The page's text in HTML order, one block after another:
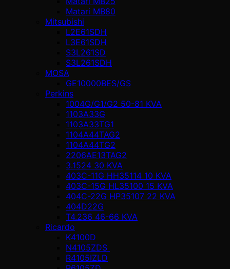
Matari MB80
Mitsubishi
L2E61SDH
L3E61SDH
S3L261SD
S3L261SDH
MOSA
GE10000BES/GS
Perkins
1004G/G1/G2 50-81 KVA
1103A33G
1103A33TG1
1104A44TAG2
1104A44TG2
2206AE13TAG2
3.1524 30 KVA
403C-11G HH35114 10 KVA
403C-15G HL35100 15 KVA
404C-22G HP35107 22 KVA
404D22G
T4.236 46-66 KVA
Ricardo
K4100D
N4105ZDS
R4105IZLD